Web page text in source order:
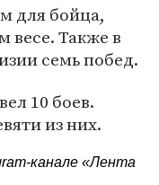
для бойца,
весе. Также в
семь побед.
10 боев.
из них.
канале «Лента